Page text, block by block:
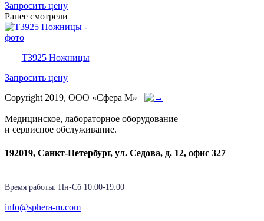
Запросить цену
Ранее смотрели
T3925 Ножницы
Запросить цену
Copyright 2019, ООО «Сфера М»
Медицинское, лабораторное оборудование
и сервисное обслуживание.
192019, Санкт-Петербург, ул. Седова, д. 12, офис 327
Время работы: Пн-Cб 10.00-19.00
info@sphera-m.com